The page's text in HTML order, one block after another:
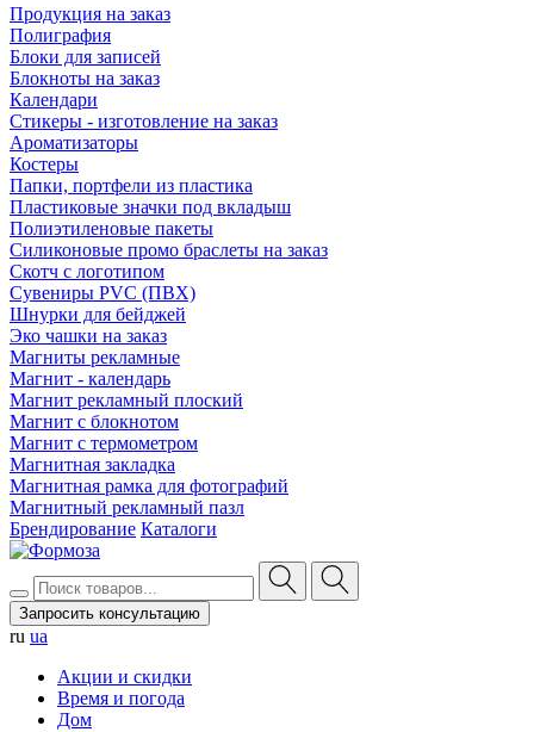
Продукция на заказ
Полиграфия
Блоки для записей
Блокноты на заказ
Календари
Стикеры - изготовление на заказ
Ароматизаторы
Костеры
Папки, портфели из пластика
Пластиковые значки под вкладыш
Полиэтиленовые пакеты
Силиконовые промо браслеты на заказ
Скотч с логотипом
Сувениры PVC (ПВХ)
Шнурки для бейджей
Эко чашки на заказ
Магниты рекламные
Магнит - календарь
Магнит рекламный плоский
Магнит с блокнотом
Магнит с термометром
Магнитная закладка
Магнитная рамка для фотографий
Магнитный рекламный пазл
Брендирование Каталоги
Запросить консультацию
ru ua
Акции и скидки
Время и погода
Дом